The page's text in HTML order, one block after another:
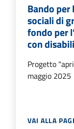
Bando per
sociali di
fondo per
con
Progetto
maggio 2025
VAI ALLA